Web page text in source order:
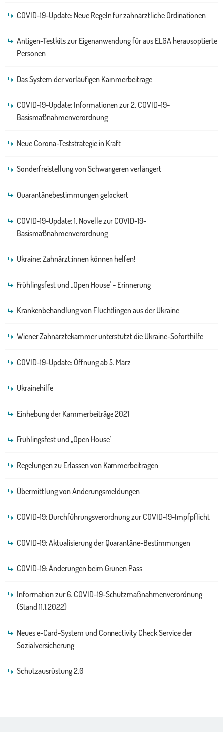
COVID-19-Update: Neue Regeln für zahnärztliche Ordinationen
Antigen-Testkits zur Eigenanwendung für aus ELGA herausoptierte
Personen
Das System der vorläufigen Kammerbeiträge
COVID-19-Update: Informationen zur 2. COVID-19-
Basismaßnahmenverordnung
Neue Corona-Teststrategie in Kraft
Sonderfreistellung von Schwangeren verlängert
Quarantänebestimmungen gelockert
COVID-19-Update: 1. Novelle zur COVID-19-
Basismaßnahmenverordnung
Ukraine: Zahnärzt:innen können helfen!
Frühlingsfest und „Open House" - Erinnerung
Krankenbehandlung von Flüchtlingen aus der Ukraine
Wiener Zahnärztekammer unterstützt die Ukraine-Soforthilfe
COVID-19-Update: Öffnung ab 5. März
Ukrainehilfe
Einhebung der Kammerbeiträge 2021
Frühlingsfest und „Open House"
Regelungen zu Erlässen von Kammerbeiträgen
Übermittlung von Änderungsmeldungen
COVID-19: Durchführungsverordnung zur COVID-19-Impfpflicht
COVID-19: Aktualisierung der Quarantäne-Bestimmungen
COVID-19: Änderungen beim Grünen Pass
Information zur 6. COVID-19-Schutzmaßnahmenverordnung
(Stand 11.1.2022)
Neues e-Card-System und Connectivity Check Service der
Sozialversicherung
Schutzausrüstung 2.0